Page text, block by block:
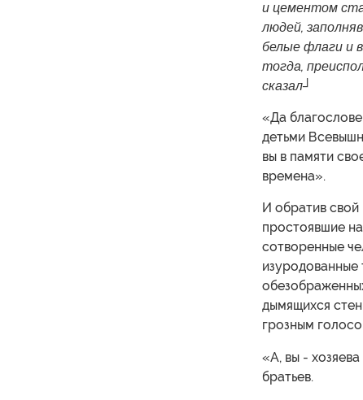
и цементом
людей,
белые флаги и
тогда,
сказал┘
«Да
детьми
вы в памяти
времена».
И обратив свой
простоявшие
сотворенные
изуродованные
дымящихся
грозным
«А, вы -
братьев.